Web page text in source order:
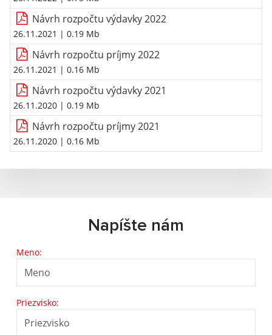
Návrh rozpočtu výdavky 2022
26.11.2021 | 0.19 Mb
Návrh rozpočtu príjmy 2022
26.11.2021 | 0.16 Mb
Návrh rozpočtu výdavky 2021
26.11.2020 | 0.19 Mb
Návrh rozpočtu príjmy 2021
26.11.2020 | 0.16 Mb
Napíšte nám
Meno:
Priezvisko: